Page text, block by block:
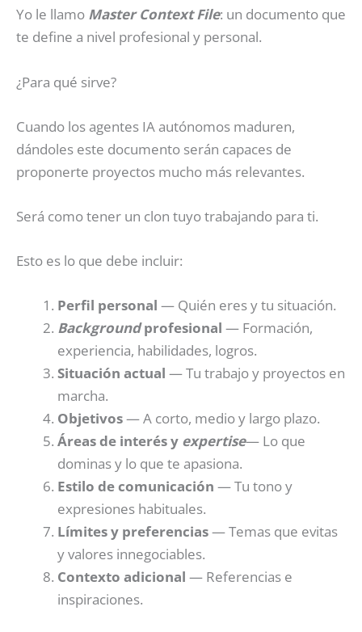
Yo le llamo Master Context File: un documento que
te define a nivel profesional y personal.
¿Para qué sirve?
Cuando los agentes IA autónomos maduren,
dándoles este documento serán capaces de
proponerte proyectos mucho más relevantes.
Será como tener un clon tuyo trabajando para ti.
Esto es lo que debe incluir:
Perfil personal — Quién eres y tu situación.
Backgroundprofesional — Formación,
experiencia, habilidades, logros.
Situación actual — Tu trabajo y proyectos en
marcha.
Objetivos— A corto, medio y largo plazo.
Áreas de interés y expertise— Lo que
dominas y lo que te apasiona.
Estilo de comunicación — Tu tono y
expresiones habituales.
Límites y preferencias— Temas que evitas
y valores innegociables.
Contexto adicional — Referencias e
inspiraciones.